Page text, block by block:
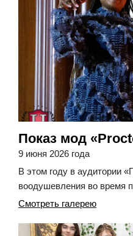
Показ мод
9 июня 2026 года
В этом году в аудитории
воодушевления во время
Смотреть галерею